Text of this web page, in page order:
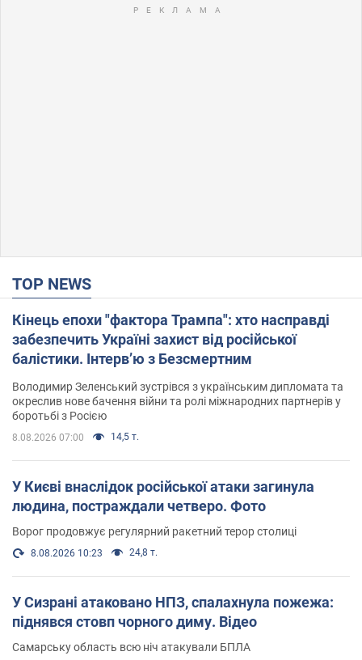
TOP NEWS
Кінець епохи "фактора Трампа": хто насправді
забезпечить Україні захист від російської
балістики. Інтерв’ю з Безсмертним
Володимир Зеленський зустрівся з українським дипломата та
окреслив нове бачення війни та ролі міжнародних партнерів у
боротьбі з Росією
8.08.2026 07:00 14,5 т.
У Києві внаслідок російської атаки загинула
людина, постраждали четверо. Фото
Ворог продовжує регулярний ракетний терор столиці
8.08.2026 10:23 24,8 т.
У Сизрані атаковано НПЗ, спалахнула пожежа:
піднявся стовп чорного диму. Відео
Самарську область всю ніч атакували БПЛА